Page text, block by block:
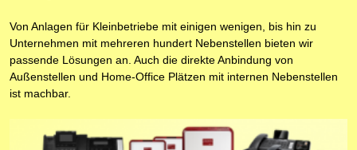
Von Anlagen für Kleinbetriebe mit einigen wenigen, bis hin zu
Unternehmen mit mehreren hundert Nebenstellen bieten wir
passende Lösungen an. Auch die direkte Anbindung von
Außenstellen und Home-Office Plätzen mit internen Nebenstellen
ist machbar.